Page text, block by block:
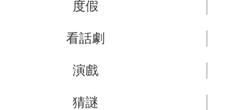
度假
看話劇
演戲
猜謎